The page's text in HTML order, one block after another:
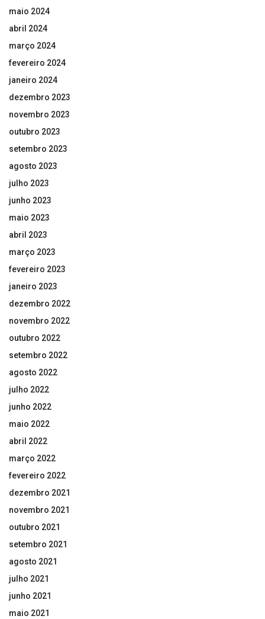
maio 2024
abril 2024
março 2024
fevereiro 2024
janeiro 2024
dezembro 2023
novembro 2023
outubro 2023
setembro 2023
agosto 2023
julho 2023
junho 2023
maio 2023
abril 2023
março 2023
fevereiro 2023
janeiro 2023
dezembro 2022
novembro 2022
outubro 2022
setembro 2022
agosto 2022
julho 2022
junho 2022
maio 2022
abril 2022
março 2022
fevereiro 2022
dezembro 2021
novembro 2021
outubro 2021
setembro 2021
agosto 2021
julho 2021
junho 2021
maio 2021